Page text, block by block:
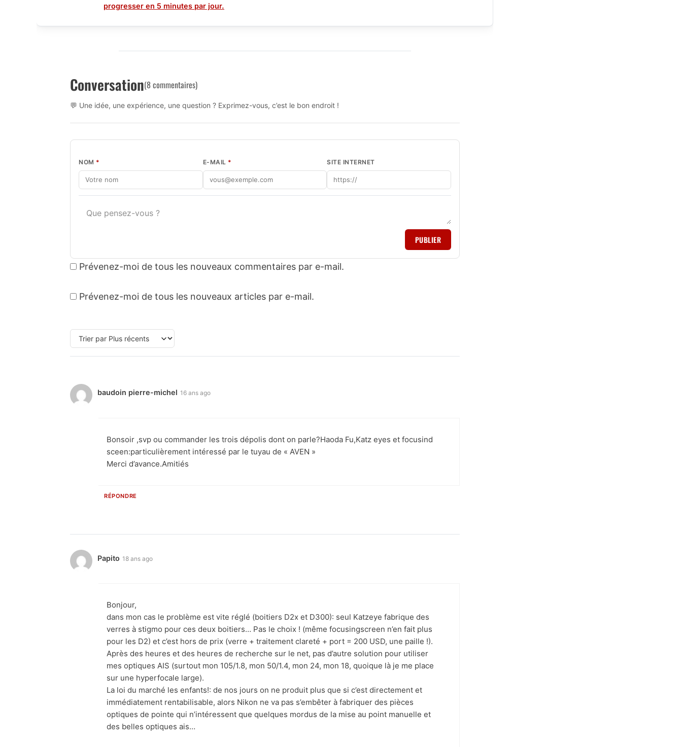
progresser en 5 minutes par jour.
Conversation(8 commentaires)
💬 Une idée, une expérience, une question ? Exprimez-vous, c’est le bon endroit !
NOM * E-MAIL * SITE INTERNET
PUBLIER
Prévenez-moi de tous les nouveaux commentaires par e-mail.
Prévenez-moi de tous les nouveaux articles par e-mail.
baudoin pierre-michel 16 ans ago
Bonsoir ,svp ou commander les trois dépolis dont on parle?Haoda Fu,Katz eyes et focusind
sceen:particulièrement intéressé par le tuyau de « AVEN »
Merci d’avance.Amitiés
RÉPONDRE
Papito 18 ans ago
Bonjour,
dans mon cas le problème est vite réglé (boitiers D2x et D300): seul Katzeye fabrique des
verres à stigmo pour ces deux boitiers… Pas le choix ! (même focusingscreen n’en fait plus
pour les D2) et c’est hors de prix (verre + traitement clareté + port = 200 USD, une paille !).
Après des heures et des heures de recherche sur le net, pas d’autre solution pour utiliser
mes optiques AIS (surtout mon 105/1.8, mon 50/1.4, mon 24, mon 18, quoique là je me place
sur une hyperfocale large).
La loi du marché les enfants!: de nos jours on ne produit plus que si c’est directement et
immédiatement rentabilisable, alors Nikon ne va pas s’embêter à fabriquer des pièces
optiques de pointe qui n’intéressent que quelques mordus de la mise au point manuelle et
des belles optiques ais…